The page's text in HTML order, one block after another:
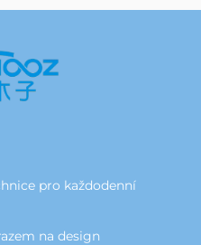
pro každodenní
na design